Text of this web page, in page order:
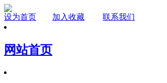
设为首页 加入收藏 联系我们
网站首页